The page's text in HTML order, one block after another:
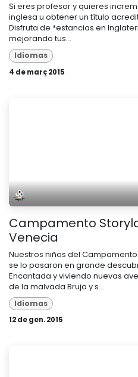
Si eres profesor y quieres
inglesa u obtener un título
Disfruta de *estancias en
mejorando tus...
Idiomas
4 de març 2015
Campamento
Venecia
Nuestros niños del
se lo pasaron en grande
Encantada y viviendo nuevas
de la malvada Bruja y s...
Idiomas
12 de gen. 2015